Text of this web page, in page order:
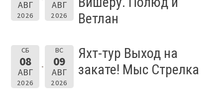
АВГ
2026
АВГ
2026
Ветлан
СБ
08
АВГ
2026
ВС
09
АВГ
2026
Яхт-тур Выход на
закате! Мыс Стрелка